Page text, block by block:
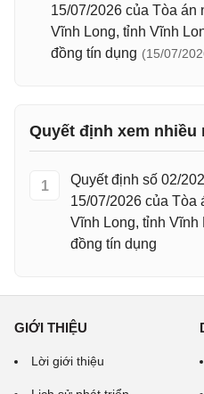
15/07/2026 của Tòa án
Vĩnh Long, tỉnh Vĩnh
đồng tín dụng (15/07/
Quyết định xem nhiều
1
Quyết định số 02/
15/07/2026 của Tòa
Vĩnh Long, tỉnh Vĩnh
đồng tín dụng
GIỚI THIỆU
Lời giới thiệu